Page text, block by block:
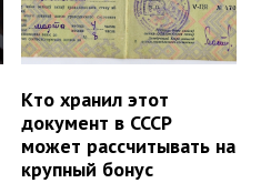
Кто хранил этот
документ в СССР
может рассчитывать на
крупный бонус